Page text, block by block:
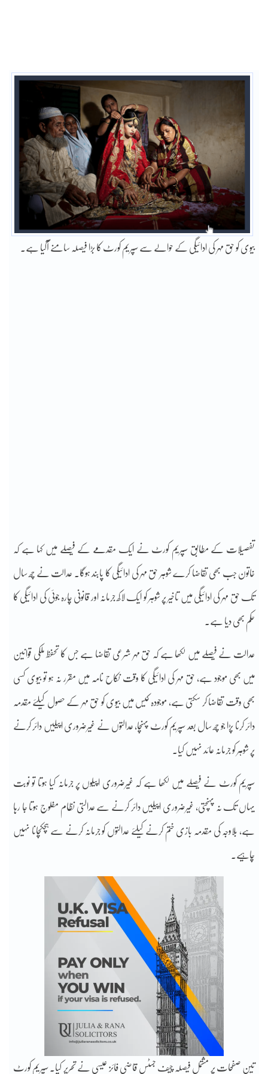
بیوی کو حق مہر کی ادائیگی کے حوالے سے سپریم کورٹ کا بڑا فیصلہ سامنے آگیا ہے۔
تفصیلات کے مطابق سپریم کورٹ نے ایک مقدمے کے فیصلے میں کہا ہے کہ
خاتون جب بھی تقاضا کرے شوہر حق مہر کی ادائیگی کا پابند ہوگا۔ عدالت نے چھ سال
تک حق مہر کی ادائیگی میں تاخیر پر شوہر کو ایک لاکھ جرمانہ اور قانونی چارہ جوئی کی ادائیگی کا
حکم بھی دیا ہے۔
عدالت نے فیصلے میں لکھا ہے کہ حق مہر شرعی تقاضا ہے جس کا تحفظ ملکی قوانین
میں بھی موجود ہے، حق مہر کی ادائیگی کا وقت نکاح نامہ میں مقرر نہ ہو تو بیوی کسی
بھی وقت تقاضا کر سکتی ہے، موجودہ کیس میں بیوی کو حق مہر کے حصول کیلئے مقدمہ
دائر کرنا پڑا جو چھ سال بعد سپریم کورٹ پہنچا، عدالتوں نے غیرضروری اپیلیں دائر کرنے
پر شوہر کو جرمانہ عائد نہیں کیا۔
سپریم کورٹ نے فیصلے میں لکھا ہے کہ غیرضروری اپیلوں پر جرمانہ کیا ہوتا تو نوبت
یہاں تک نہ پہنچتی، غیرضروری اپیلیں دائر کرنے سے عدالتی نظام مفلوج ہوتا جا رہا
ہے، بلاوجہ کی مقدمہ بازی ختم کرنے کیلئے عدالتوں کو جرمانہ کرنے سے ہچکچانا نہیں
چاہیے۔
تین صفحات پر مشتمل فیصلہ چیف جسٹس قاضی فائز عیسی نے تحریر کیا۔ سپریم کورٹ